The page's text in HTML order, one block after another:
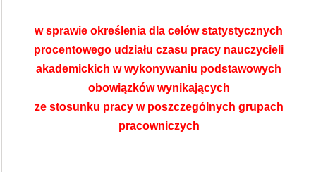
w sprawie określenia dla celów statystycznych
procentowego udziału czasu pracy nauczycieli
akademickich w wykonywaniu podstawowych
obowiązków wynikających
ze stosunku pracy w poszczególnych grupach
pracowniczych